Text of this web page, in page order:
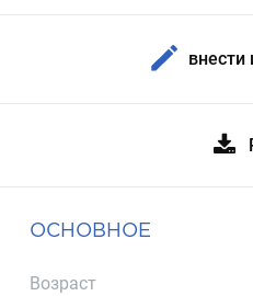
внести
ОСНОВНОЕ
Возраст